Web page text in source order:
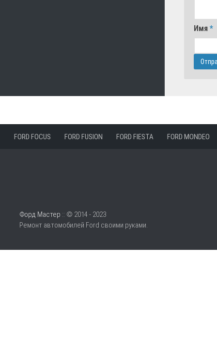
Имя *
FORD FOCUS FORD FUSION FORD FIESTA FORD MONDEO
Форд Мастер :: © 2014 - 2023
Ремонт автомобилей Ford своими руками.